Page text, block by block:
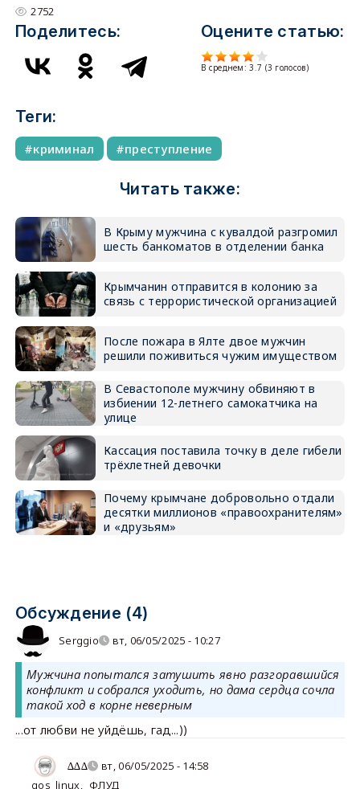
2752
Поделитесь: Оцените статью:
В среднем:3.7 (3 голосов)
Теги:
криминал преступление
Читать также:
В Крыму мужчина с кувалдой разгромил
шесть банкоматов в отделении банка
Крымчанин отправится в колонию за
связь с террористической организацией
После пожара в Ялте двое мужчин
решили поживиться чужим имуществом
В Севастополе мужчину обвиняют в
избиении 12-летнего самокатчика на
улице
Кассация поставила точку в деле гибели
трёхлетней девочки
Почему крымчане добровольно отдали
десятки миллионов «правоохранителям»
и «друзьям»
Обсуждение (4)
Serggio вт, 06/05/2025 - 10:27
Мужчина попытался затушить явно разгоравшийся
конфликт и собрался уходить, но дама сердца сочла
такой ход в корне неверным
...от любви не уйдёшь, гад...))
∆∆∆
вт, 06/05/2025 - 14:58
gos_linux, ФЛУД